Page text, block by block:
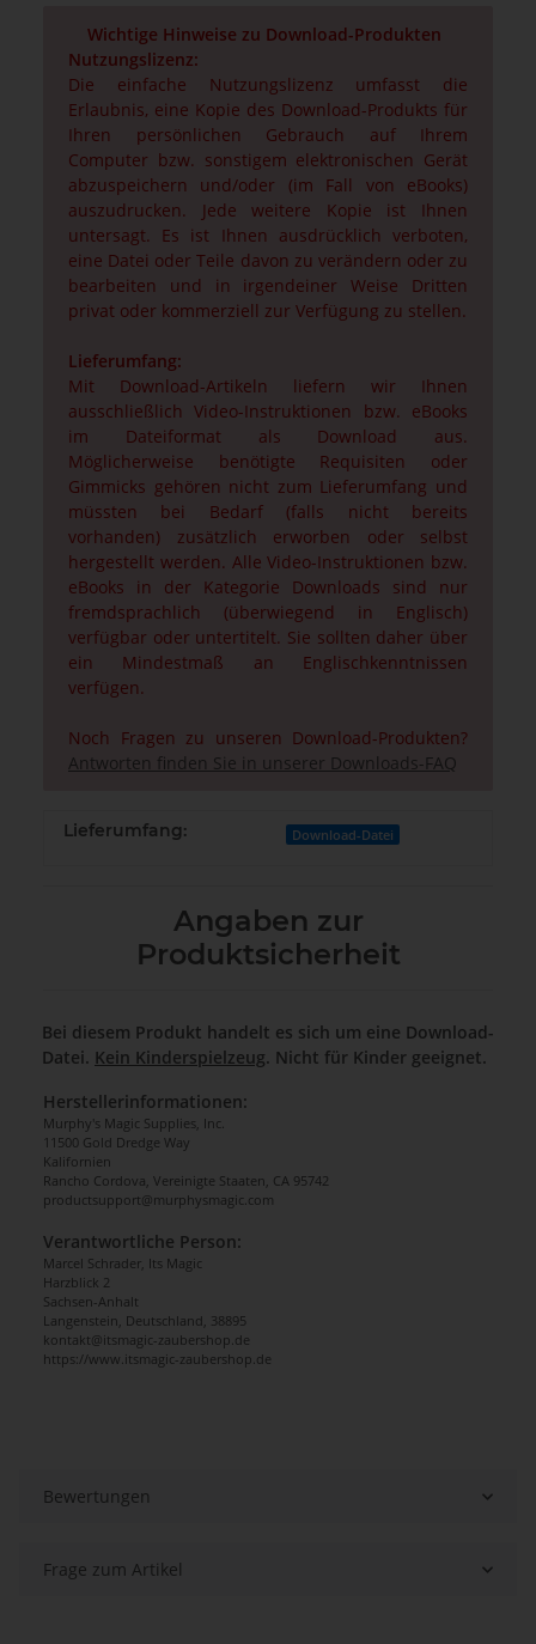
Wichtige Hinweise zu Download-Produkten
Nutzungslizenz:
Die einfache Nutzungslizenz umfasst die
Erlaubnis, eine Kopie des Download-Produkts für
Ihren persönlichen Gebrauch auf Ihrem
Computer bzw. sonstigem elektronischen Gerät
abzuspeichern und/oder (im Fall von eBooks)
auszudrucken. Jede weitere Kopie ist Ihnen
untersagt. Es ist Ihnen ausdrücklich verboten,
eine Datei oder Teile davon zu verändern oder zu
bearbeiten und in irgendeiner Weise Dritten
privat oder kommerziell zur Verfügung zu stellen.
Lieferumfang:
Mit Download-Artikeln liefern wir Ihnen
ausschließlich Video-Instruktionen bzw. eBooks
im Dateiformat als Download aus.
Möglicherweise benötigte Requisiten oder
Gimmicks gehören nicht zum Lieferumfang und
müssten bei Bedarf (falls nicht bereits
vorhanden) zusätzlich erworben oder selbst
hergestellt werden. Alle Video-Instruktionen bzw.
eBooks in der Kategorie Downloads sind nur
fremdsprachlich (überwiegend in Englisch)
verfügbar oder untertitelt. Sie sollten daher über
ein Mindestmaß an Englischkenntnissen
verfügen.
Noch Fragen zu unseren Download-Produkten?
Antworten finden Sie in unserer Downloads-FAQ
Lieferumfang: Download-Datei
Angaben zur
Produktsicherheit
Bei diesem Produkt handelt es sich um eine Download-
Datei. Kein Kinderspielzeug. Nicht für Kinder geeignet.
Herstellerinformationen:
Murphy's Magic Supplies, Inc.
11500 Gold Dredge Way
Kalifornien
Rancho Cordova, Vereinigte Staaten, CA 95742
productsupport@murphysmagic.com
Verantwortliche Person:
Marcel Schrader, Its Magic
Harzblick 2
Sachsen-Anhalt
Langenstein, Deutschland, 38895
kontakt@itsmagic-zaubershop.de
https://www.itsmagic-zaubershop.de
Bewertungen
Frage zum Artikel